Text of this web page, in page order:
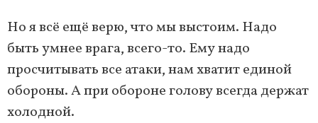
Но я всё ещё верю, что мы выстоим. Надо
быть умнее врага, всего-то. Ему надо
просчитывать все атаки, нам хватит единой
обороны. А при обороне голову всегда держат
холодной.